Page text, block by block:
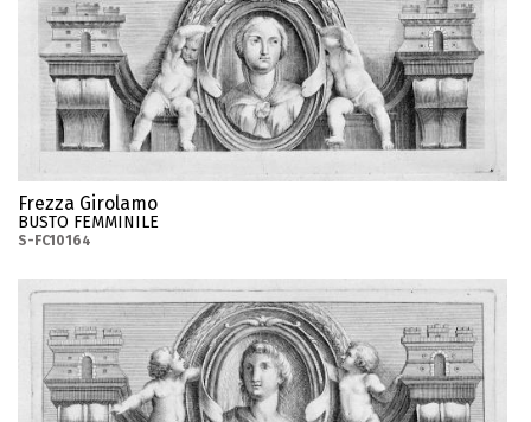
Frezza Girolamo
BUSTO FEMMINILE
S-FC10164